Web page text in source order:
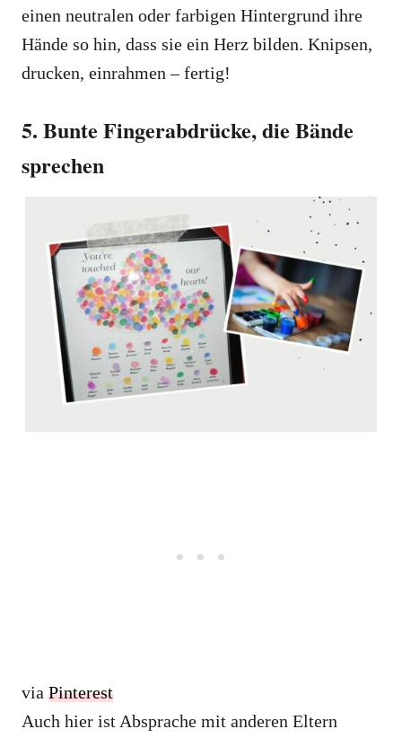
einen neutralen oder farbigen Hintergrund ihre
Hände so hin, dass sie ein Herz bilden. Knipsen,
drucken, einrahmen – fertig!
5. Bunte Fingerabdrücke, die Bände
sprechen
via Pinterest
Auch hier ist Absprache mit anderen Eltern